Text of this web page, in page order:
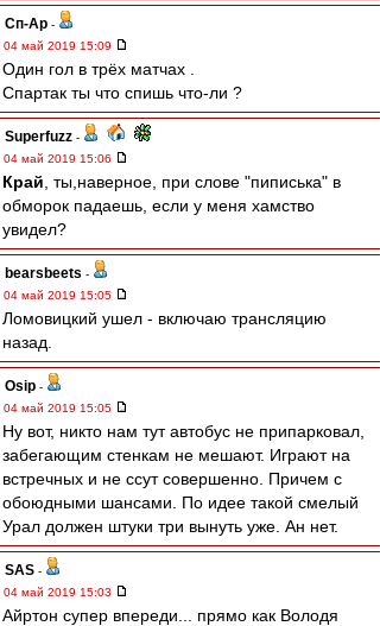
Сп-Ар -
04 май 2019 15:09
Один гол в трёх матчах .
Спартак ты что спишь что-ли ?
Superfuzz -
04 май 2019 15:06
Край , ты,наверное, при слове "пиписька" в
обморок падаешь, если у меня хамство
увидел?
bearsbeets -
04 май 2019 15:05
Ломовицкий ушел - включаю трансляцию
назад.
Osip -
04 май 2019 15:05
Ну вот, никто нам тут автобус не припарковал,
забегающим стенкам не мешают. Играют на
встречных и не ссут совершенно. Причем с
обоюдными шансами. По идее такой смелый
Урал должен штуки три вынуть уже. Ан нет.
SAS -
04 май 2019 15:03
Айртон супер впереди... прямо как Володя